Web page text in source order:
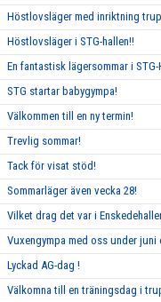
Höstlovsläger med inriktning
Höstlovsläger i STG-hallen!!
En fantastisk lägersommar i STG-
STG startar babygympa!
Välkommen till en ny termin!
Trevlig sommar!
Tack för visat stöd!
Sommarläger även vecka 28!
Vilket drag det var i
Vuxengympa med oss under juni
Lyckad AG-dag !
Välkomna till en träningsdag i